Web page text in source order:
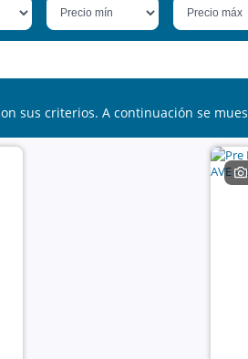
sus criterios. A continuación se